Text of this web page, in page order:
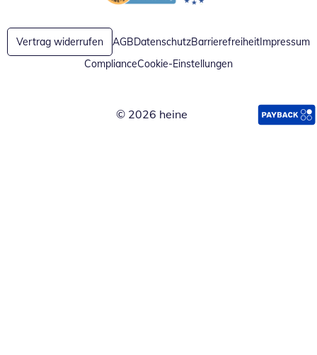
Öffnet in neuem FensterÖffnet in neuem Fenster
Vertrag widerrufen AGBDatenschutzBarrierefreiheitImpressum
ComplianceCookie-Einstellungen
© 2026 heine